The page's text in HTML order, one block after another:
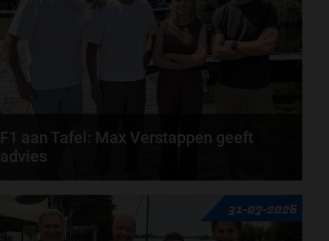
F1 aan Tafel: Max Verstappen geeft
advies
Max Verstappen adviseert Red Bull. Gaat George
Russell weg bij Mercedes? En moet de budgetcap...
31-07-2026